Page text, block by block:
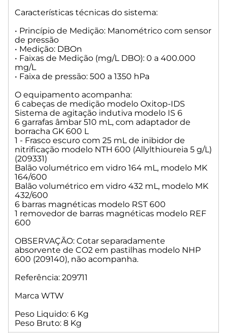
Características técnicas do sistema:
• Princípio de Medição: Manométrico com sensor
de pressão
• Medição: DBOn
• Faixas de Medição (mg/L DBO): 0 a 400.000
mg/L
• Faixa de pressão: 500 a 1350 hPa
O equipamento acompanha:
6 cabeças de medição modelo Oxitop-IDS
Sistema de agitação indutiva modelo IS 6
6 garrafas âmbar 510 mL, com adaptador de
borracha GK 600 L
1 - Frasco escuro com 25 mL de inibidor de
nitrificação modelo NTH 600 (Allylthioureia 5 g/L)
(209331)
Balão volumétrico em vidro 164 mL, modelo MK
164/600
Balão volumétrico em vidro 432 mL, modelo MK
432/600
6 barras magnéticas modelo RST 600
1 removedor de barras magnéticas modelo REF
600
OBSERVAÇÃO: Cotar separadamente
absorvente de CO2 em pastilhas modelo NHP
600 (209140), não acompanha.
Referência: 209711
Marca WTW
Peso Liquido: 6 Kg
Peso Bruto: 8 Kg